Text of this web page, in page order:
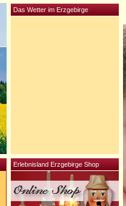
Erlebnisland Erzgebirge Shop
Das Wetter im Erzgebirge